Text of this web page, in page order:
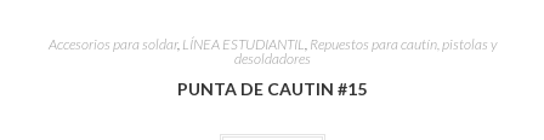
Accesorios para soldar, LÍNEA ESTUDIANTIL Repuestos para cautín, pistolas y
desoldadores
PUNTA DE CAUTIN #15